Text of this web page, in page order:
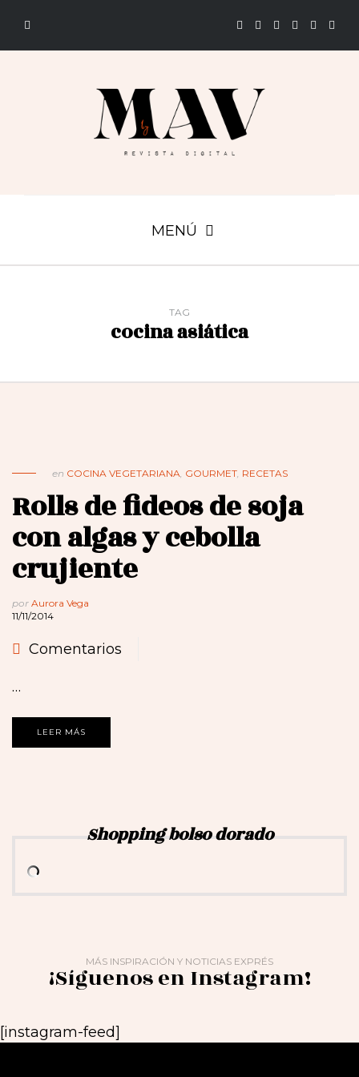
MENÚ
TAG
cocina asiática
en COCINA VEGETARIANA, GOURMET, RECETAS
Rolls de fideos de soja
con algas y cebolla
crujiente
por Aurora Vega
11/11/2014
Comentarios
…
LEER MÁS
Shopping bolso dorado
MÁS INSPIRACIÓN Y NOTICIAS EXPRÉS
¡Síguenos en Instagram!
[instagram-feed]